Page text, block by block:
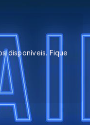
disponíveis. Fique